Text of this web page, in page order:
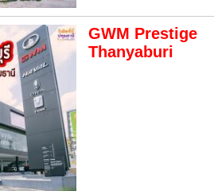
GWM Prestige
Thanyaburi